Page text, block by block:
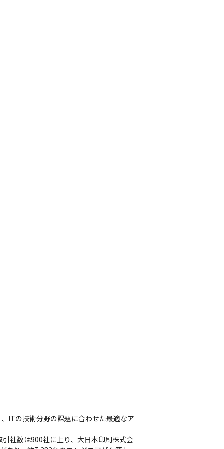
しくはストレス軽減の方向を見出
督者向け）を実施し、「早期に気
ITの技術分野の課題に合わせた最適なア
社数は900社に上り、大日本印刷株式会